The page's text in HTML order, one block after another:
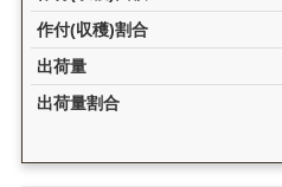
作付(収穫)割合
出荷量
出荷量割合